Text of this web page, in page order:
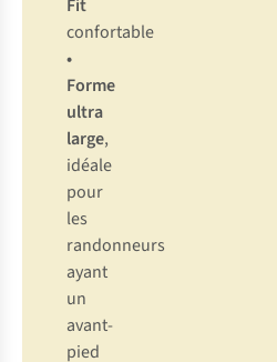
Fit
confortable
•
Forme
ultra
large,
idéale
pour
les
randonneurs
ayant
un
avant-
pied